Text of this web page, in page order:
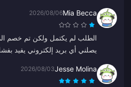
Mia Becca
2026/08/06
الطلب لم يكتمل ولكن تم خصم
يصلني أي بريد إلكتروني يفيد
بالتحدث باللغة الصينية.
Jesse Molina
2026/08/03